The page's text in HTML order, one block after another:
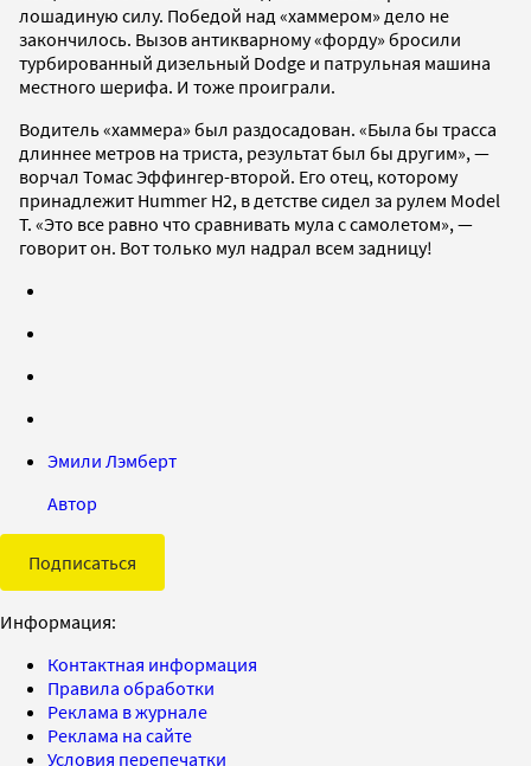
лошадиную силу. Победой над «хаммером» дело не
закончилось. Вызов антикварному «форду» бросили
турбированный дизельный Dodge и патрульная машина
местного шерифа. И тоже проиграли.
Водитель «хаммера» был раздосадован. «Была бы трасса
длиннее метров на триста, результат был бы другим», —
ворчал Томас Эффингер-второй. Его отец, которому
принадлежит Hummer H2, в детстве сидел за рулем Model
T. «Это все равно что сравнивать мула с самолетом», —
говорит он. Вот только мул надрал всем задницу!
Эмили Лэмберт
Автор
Подписаться
Информация:
Контактная информация
Правила обработки
Реклама в журнале
Реклама на сайте
Условия перепечатки